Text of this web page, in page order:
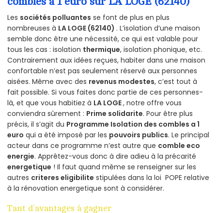
Les sociétés polluantes se font de plus en plus
nombreuses à LA LOGE (62140) . L’isolation d’une maison
semble donc être une nécessité, ce qui est valable pour
tous les cas : isolation thermique, isolation phonique, etc.
Contrairement aux idées reçues, habiter dans une maison
confortable n’est pas seulement réservé aux personnes
aisées. Même avec des revenus modestes, c’est tout à
fait possible. Si vous faites donc partie de ces personnes-
là, et que vous habitiez à LA LOGE, notre offre vous
conviendra sûrement : Prime solidarite. Pour être plus
précis, il s’agit du Programme Isolation des combles a 1
euro qui a été imposé par les pouvoirs publics. Le principal
acteur dans ce programme n’est autre que comble eco
energie. Apprêtez-vous donc à dire adieu à la précarité
energetique ! Il faut quand même se renseigner sur les
autres criteres eligibilite stipulées dans la loi POPE relative
à la rénovation energetique sont à considérer.
Tant d’avantages à gagner